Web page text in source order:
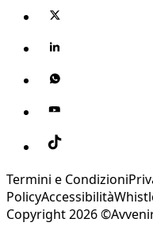
Termini e Condizioni
PolicyAccessibilità
Copyright 2026